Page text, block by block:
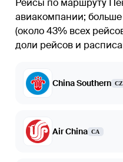
Рейсы по маршруту
авиакомпании;
(около 43% всех
доли рейсов и
China Southern CZ
Air China CA